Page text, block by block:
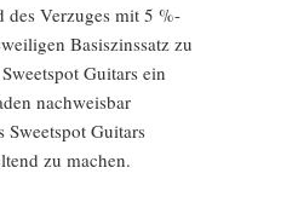
des Verzuges mit 5 %-
Basiszinssatz zu
Guitars ein
nachweisbar
Sweetspot Guitars
zu machen.